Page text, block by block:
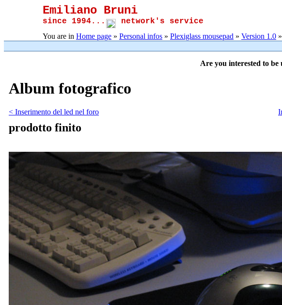
Emiliano Bruni
since 1994... network's service
You are in Home page » Personal infos » Plexiglass mousepad » Version 1.0
Are you interested to be
Album fotografico
< Inserimento del led nel foro
prodotto finito